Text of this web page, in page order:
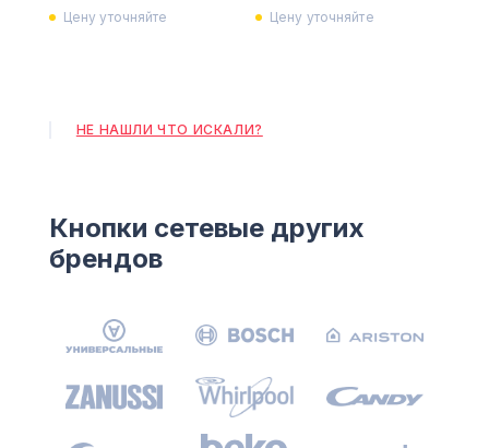
Цену уточняйте Цену уточняйте
НЕ НАШЛИ ЧТО ИСКАЛИ?
Кнопки сетевые других
брендов